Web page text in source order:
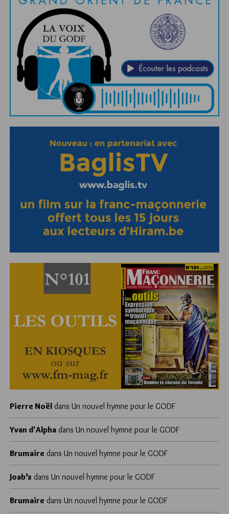
Pierre Noël dans Un nouvel hymne pour le GODF
Yvan d'Alpha dans Un nouvel hymne pour le GODF
Brumaire dans Un nouvel hymne pour le GODF
Joab’s dans Un nouvel hymne pour le GODF
Brumaire dans Un nouvel hymne pour le GODF